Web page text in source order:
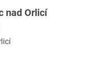
nad Orlicí